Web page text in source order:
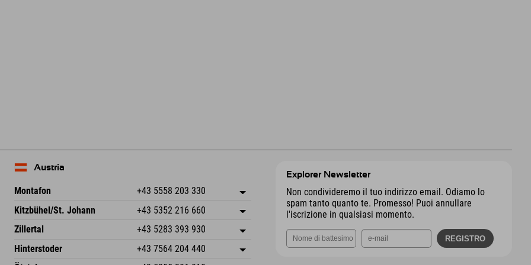
Austria
Montafon +43 5558 203 330
Dorfstr. 127b
6793 Gaschurn/Montafon
Austria
Salva indirizzo
Prenotazione
Kitzbühel/St. Johann +43 5352 216 660
Speckbacherstraße 87
Austria
Salva indirizzo
Prenotazione
Zillertal +43 5283 393 930
Schmiedau 2
Salva indirizzo
Hinterstoder +43 7564 204 440
Explorer Newsletter
Non condivideremo il tuo indirizzo email. Odiamo lo
spam tanto quanto te. Promesso! Puoi annullare
l'iscrizione in qualsiasi momento.